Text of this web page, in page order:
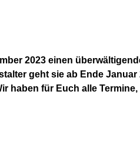
2023 einen
geht sie ab Ende
haben für Euch alle